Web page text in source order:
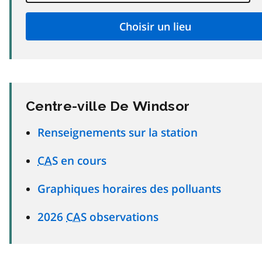
Centre-ville De Windsor
Renseignements sur la station
CAS en cours
Graphiques horaires des polluants
2026 CAS observations